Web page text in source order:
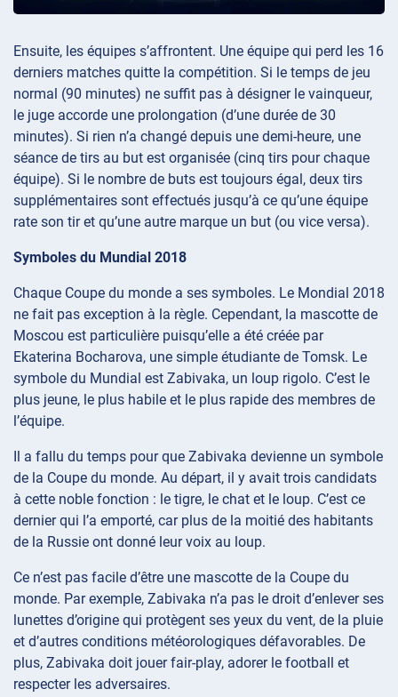
Ensuite, les équipes s’affrontent. Une équipe qui perd les 16
derniers matches quitte la compétition. Si le temps de jeu
normal (90 minutes) ne suffit pas à désigner le vainqueur,
le juge accorde une prolongation (d’une durée de 30
minutes). Si rien n’a changé depuis une demi-heure, une
séance de tirs au but est organisée (cinq tirs pour chaque
équipe). Si le nombre de buts est toujours égal, deux tirs
supplémentaires sont effectués jusqu’à ce qu’une équipe
rate son tir et qu’une autre marque un but (ou vice versa).
Symboles du Mundial 2018
Chaque Coupe du monde a ses symboles. Le Mondial 2018
ne fait pas exception à la règle. Cependant, la mascotte de
Moscou est particulière puisqu’elle a été créée par
Ekaterina Bocharova, une simple étudiante de Tomsk. Le
symbole du Mundial est Zabivaka, un loup rigolo. C’est le
plus jeune, le plus habile et le plus rapide des membres de
l’équipe.
Il a fallu du temps pour que Zabivaka devienne un symbole
de la Coupe du monde. Au départ, il y avait trois candidats
à cette noble fonction : le tigre, le chat et le loup. C’est ce
dernier qui l’a emporté, car plus de la moitié des habitants
de la Russie ont donné leur voix au loup.
Ce n’est pas facile d’être une mascotte de la Coupe du
monde. Par exemple, Zabivaka n’a pas le droit d’enlever ses
lunettes d’origine qui protègent ses yeux du vent, de la pluie
et d’autres conditions météorologiques défavorables. De
plus, Zabivaka doit jouer fair-play, adorer le football et
respecter les adversaires.